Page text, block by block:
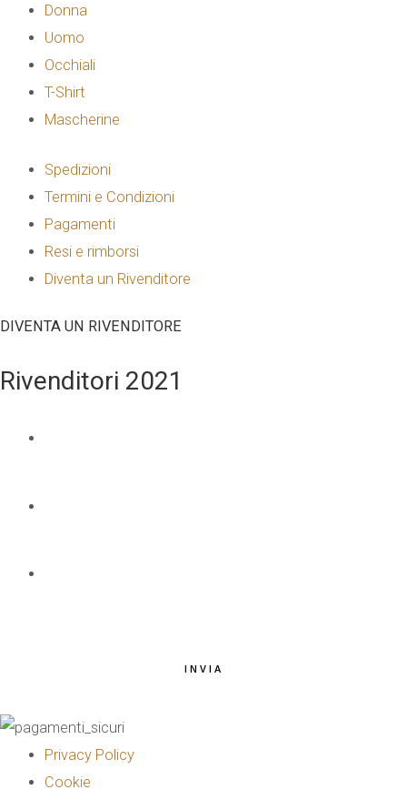
Donna
Uomo
Occhiali
T-Shirt
Mascherine
Spedizioni
Termini e Condizioni
Pagamenti
Resi e rimborsi
Diventa un Rivenditore
DIVENTA UN RIVENDITORE
Rivenditori 2021
INVIA
Privacy Policy
Cookie